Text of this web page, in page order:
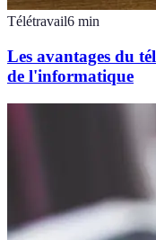
Télétravail6 min
Les avantages du
de l'informatique